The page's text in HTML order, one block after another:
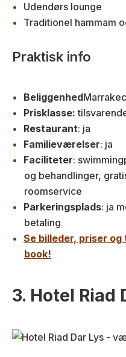
Udendørs lounge
Traditionel hammam
Praktisk info
Beliggenhed
Prisklasse:
Restaurant: ja
Familieværelser: ja
Faciliteter:
og behandlinger,
roomservice
Parkeringsplads: ja
betaling
Se billeder, priser
book!
3. Hotel Riad